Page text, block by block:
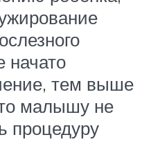
начато
тем выше
малышу не
процедуру